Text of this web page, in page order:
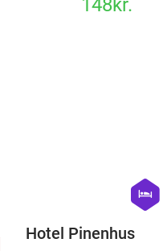
148kr.
hexagon
hotel
Hotel Pinenhus